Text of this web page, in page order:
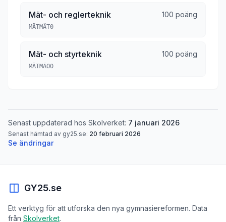
Mät- och reglerteknik 100 poäng
MÄTMÄT0
Mät- och styrteknik 100 poäng
MÄTMÄO0
Senast uppdaterad hos Skolverket: 7 januari 2026
Senast hämtad av gy25.se: 20 februari 2026
Se ändringar
GY25.se
Ett verktyg för att utforska den nya gymnasiereformen. Data
från Skolverket.